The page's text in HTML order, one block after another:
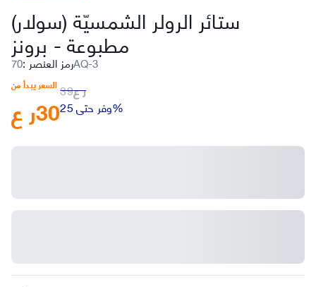
ستائر الرولر الشمسيّة (سولار)
مطبوعة- برونز
رمز العنصر: 70AQ-3
السعر يبدأ من
ر ع30
ر ع39
وفر حتى 25%